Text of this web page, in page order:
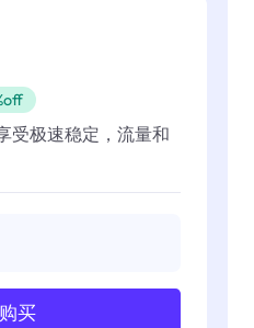
受极速稳定，流量和
购买